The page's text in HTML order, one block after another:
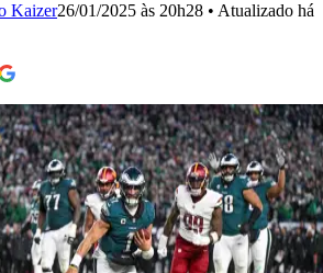
Kaizer26/01/2025 às 20h28 • Atualizado há